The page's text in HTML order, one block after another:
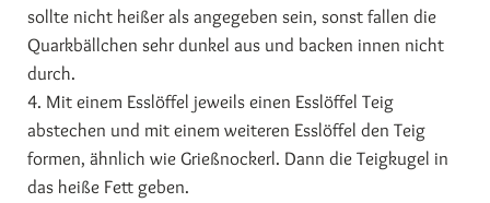
sollte nicht heißer als angegeben sein, sonst fallen die
Quarkbällchen sehr dunkel aus und backen innen nicht
durch.
4. Mit einem Esslöffel jeweils einen Esslöffel Teig
abstechen und mit einem weiteren Esslöffel den Teig
formen, ähnlich wie Grießnockerl. Dann die Teigkugel in
das heiße Fett geben.